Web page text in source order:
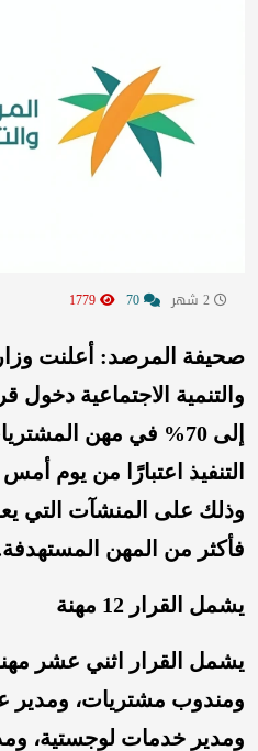
صحيفة المرصد: أعلنت
والتنمية الاجتماعية دخول
إلى 70% في مهن
وذلك على المنشآت التي
فأكثر من المهن
يشمل القرار 12 مهنة
يشمل القرار اثني عشر
ومندوب مشتريات، ومدير
ومدير خدمات لوجستية،